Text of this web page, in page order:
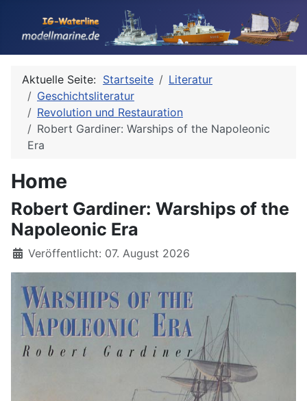
Aktuelle Seite: Startseite
Literatur
Geschichtsliteratur
Revolution und Restauration
Robert Gardiner: Warships of the Napoleonic
Era
Home
Robert Gardiner: Warships of the
Napoleonic Era
Details
Veröffentlicht: 07. August 2026